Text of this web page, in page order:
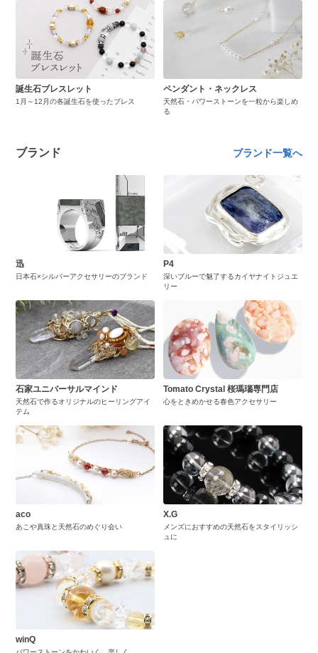
誕生石ブレスレット
1月～12月の各誕生石を使ったブレス
ペンダント・ネックレス
天然石・パワーストーンを一粒から楽しめ
る
ブランド ブランド一覧へ
迅
日本石×シルバーアクセサリーのブランド
P4
深いブルーで魅了するカイヤナイトジュエ
リー
石家ユニバーサルマインド
天然石で作るオリジナルのヒーリングアイ
テム
Tomato Crystal 桜瑪瑙専門店
心をときめかせる春色アクセサリー
aco
あこや真珠と天然石のめぐり会い
X.G
メンズにおすすめの天然石をスタイリッシ
ュに
winQ